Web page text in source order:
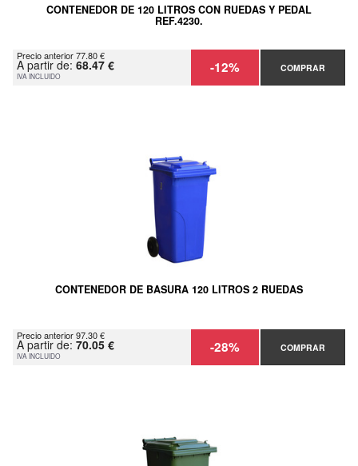
CONTENEDOR DE 120 LITROS CON RUEDAS Y PEDAL
REF.4230.
Precio anterior 77.80 €
A partir de: 68.47 €
IVA INCLUIDO -12% COMPRAR
CONTENEDOR DE BASURA 120 LITROS 2 RUEDAS
Precio anterior 97.30 €
A partir de: 70.05 €
IVA INCLUIDO -28% COMPRAR